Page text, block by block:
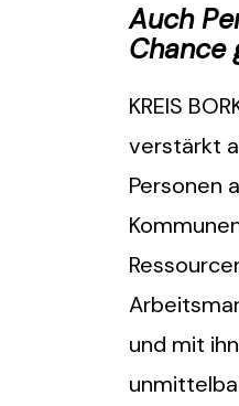
Auch
Chance
KREIS
verstärkt
Personen
und mit